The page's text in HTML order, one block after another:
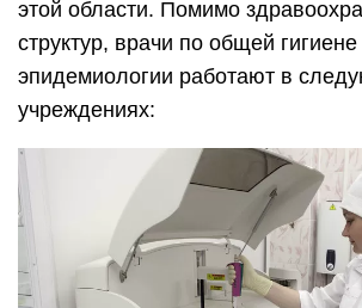
этой области. Помимо
структур, врачи по общей гигиене
эпидемиологии работают в
учреждениях: